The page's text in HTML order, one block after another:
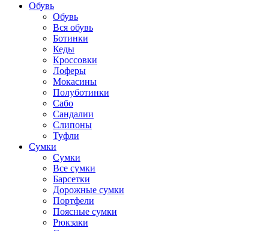
Обувь
Обувь
Вся обувь
Ботинки
Кеды
Кроссовки
Лоферы
Мокасины
Полуботинки
Сабо
Сандалии
Слипоны
Туфли
Сумки
Сумки
Все сумки
Барсетки
Дорожные сумки
Портфели
Поясные сумки
Рюкзаки